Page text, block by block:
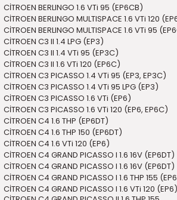
CİTROEN BERLINGO 1.6 VTi 95 (EP6CB)
CİTROEN BERLINGO MULTISPACE 1.6 VTi 120
CİTROEN BERLINGO MULTISPACE 1.6 VTi 95
CİTROEN C3 II 1.4 LPG (EP3)
CİTROEN C3 II 1.4 VTi 95 (EP3C)
CİTROEN C3 II 1.6 VTi 120 (EP6C)
CİTROEN C3 PICASSO 1.4 VTi 95 (EP3, EP3C)
CİTROEN C3 PICASSO 1.4 VTi 95 LPG (EP3)
CİTROEN C3 PICASSO 1.6 VTi (EP6)
CİTROEN C3 PICASSO 1.6 VTi 120 (EP6, EP6C)
CİTROEN C4 1.6 THP (EP6DT)
CİTROEN C4 1.6 THP 150 (EP6DT)
CİTROEN C4 1.6 VTi 120 (EP6)
CİTROEN C4 GRAND PICASSO I 1.6 16V (EP6DT)
CİTROEN C4 GRAND PICASSO I 1.6 16V (EP6DT)
CİTROEN C4 GRAND PICASSO I 1.6 THP 155
CİTROEN C4 GRAND PICASSO I 1.6 VTi 120 (EP6)